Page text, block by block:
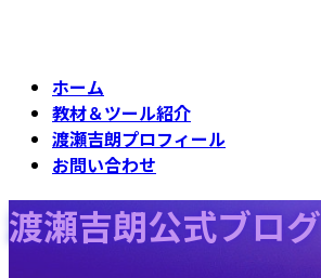
ホーム
教材＆ツール紹介
渡瀬吉朗プロフィール
お問い合わせ
渡瀬吉朗公式ブログ